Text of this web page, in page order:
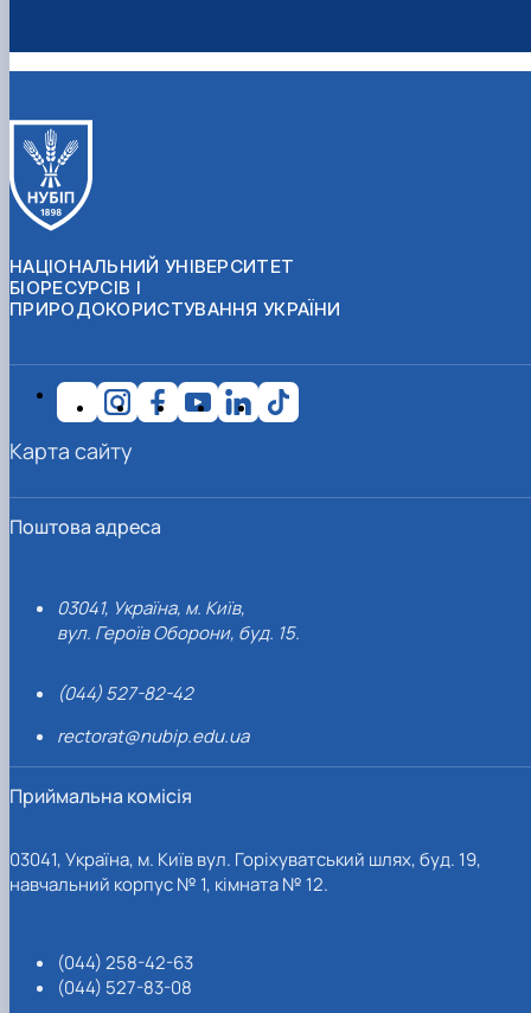
НАЦІОНАЛЬНИЙ УНІВЕРСИТЕТ
БІОРЕСУРСІВ І
ПРИРОДОКОРИСТУВАННЯ УКРАЇНИ
Поштова адреса
03041, Україна, м. Київ,
вул. Героїв Оборони, буд. 15.
(044) 527-82-42
rectorat@nubip.edu.ua
Приймальна комісія
03041, Україна, м. Київ вул. Горіхуватський шлях, буд. 19,
навчальний корпус № 1, кімната № 12.
(044) 258-42-63
(044) 527-83-08
Карта сайту